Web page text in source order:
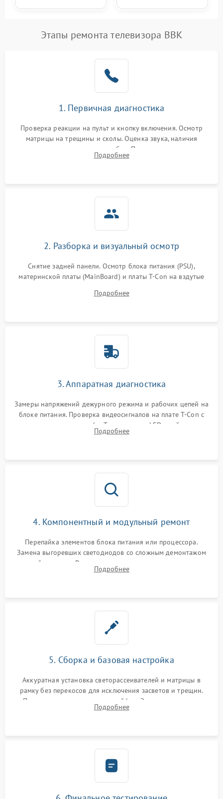
Этапы ремонта телевизора BBK
1. Первичная диагностика
Проверка реакции на пульт и кнопку включения. Осмотр
матрицы на трещины и сколы. Оценка звука, наличия
подсветки и индикаторов ошибок. Подключение тестовых
источников сигнала для выявления симптомов поломки.
Подробнее
2. Разборка и визуальный осмотр
Снятие задней панели. Осмотр блока питания (PSU),
материнской платы (MainBoard) и платы T-Con на вздутые
Проверка надежности фиксации и целостности шлейфов.
Подробнее
3. Аппаратная диагностика
Замеры напряжений дежурного режима и рабочих цепей на
блоке питания. Проверка видеосигналов на плате T-Con с
помощью осциллографа. Тестирование LED-драйвера и
светодиодных планок подсветки мультиметром.
Подробнее
4. Компонентный и модульный ремонт
Перепайка элементов блока питания или процессора.
Замена выгоревших светодиодов со сложным демонтажом
хрупкой матрицы. Восстановление поврежденных дорожек,
прошивка микросхем памяти EEPROM
Подробнее
5. Сборка и базовая настройка
Аккуратная установка светорассеивателей и матрицы в
рамку без перекосов для исключения засветов и трещин.
Подключение внутренних шлейфов. Закрытие корпуса.
Сброс настроек и обновление программного обеспечения.
Подробнее